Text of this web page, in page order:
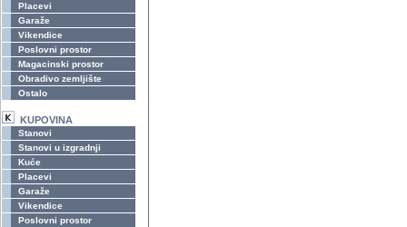
Placevi
Garaže
Vikendice
Poslovni prostor
Magacinski prostor
Obradivo zemljište
Ostalo
KUPOVINA
Stanovi
Stanovi u izgradnji
Kuće
Placevi
Garaže
Vikendice
Poslovni prostor